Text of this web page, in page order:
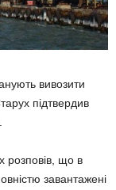
вивозити
підтвердив
розповів, що в
завантажені